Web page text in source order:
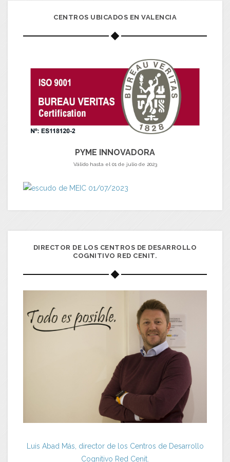
CENTROS UBICADOS EN VALENCIA
PYME INNOVADORA
Válido hasta el 01 de julio de 2023
DIRECTOR DE LOS CENTROS DE DESARROLLO
COGNITIVO RED CENIT.
Luis Abad Más, director de los Centros de Desarrollo
Cognitivo Red Cenit.